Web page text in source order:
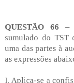
QUESTÃO 66 –
sumulado do TST
uma das partes à
as expressões
I. Aplica-se a